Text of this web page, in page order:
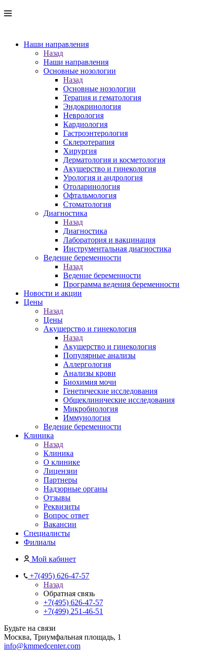
Наши направления
Назад
Наши направления
Основные нозологии
Назад
Основные нозологии
Терапия и гематология
Эндокринология
Неврология
Кардиология
Гастроэнтерология
Склеротерапия
Хирургия
Дерматология и косметология
Акушерство и гинекология
Урология и андрология
Отоларинология
Офтальмология
Стоматология
Диагностика
Назад
Диагностика
Лаборатория и вакцинация
Инструментальная диагностика
Ведение беременности
Назад
Ведение беременности
Программа ведения беременности
Новости и акции
Цены
Назад
Цены
Акушерство и гинекология
Назад
Акушерство и гинекология
Популярные анализы
Аллергология
Анализы крови
Биохимия мочи
Генетические исследования
Общеклинические исследования
Микробиология
Иммунология
Ведение беременности
Клиника
Назад
Клиника
О клинике
Лицензии
Партнеры
Надзорные органы
Отзывы
Реквизиты
Вопрос ответ
Вакансии
Специалисты
Филиалы
Мой кабинет
+7(495) 626-47-57
Назад
Обратная связь
+7(495) 626-47-57
+7(499) 251-46-51
Будьте на связи
Москва, Триумфальная площадь, 1
info@kmmedcenter.com